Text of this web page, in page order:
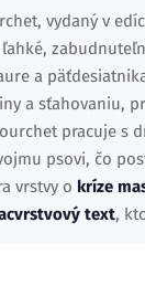
vydaný v
a
a sťahovaniu,
pracuje s
psovi, čo
vrstvy o kríze
text,